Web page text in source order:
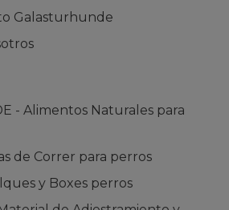
Galasturhunde
- Alimentos Naturales para
de Correr para perros
y Boxes perros